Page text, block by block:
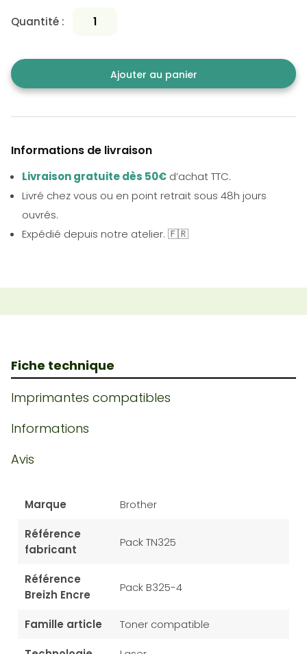
Quantité :
Ajouter au panier
Informations de livraison
Livraison gratuite dès 50€ d’achat TTC.
Livré chez vous ou en point retrait sous 48h jours
ouvrés.
Expédié depuis notre atelier. 🇫🇷
Fiche technique
Imprimantes compatibles
Informations
Avis
Marque Brother
Référence
fabricant
Pack TN325
Référence
Breizh Encre
Pack B325-4
Famille article Toner compatible